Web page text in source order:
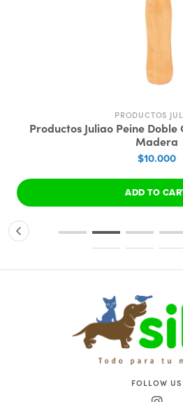
PRODUCTOS
Productos Juliao Peine
Madera
$10.000
ADD TO
FOLLOW US